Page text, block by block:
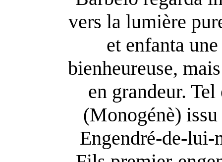
vers la lumière
et enfanta
bienheureuse,
en grandeur.
(Monogénè)
Engendré-de-lui-